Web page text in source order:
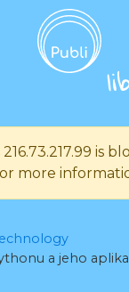
is
more
a jeho